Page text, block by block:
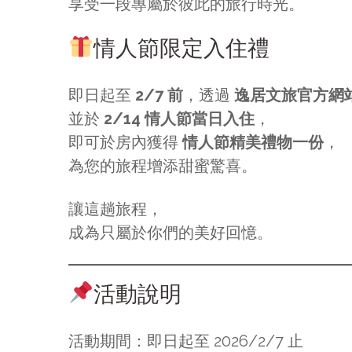
情人節限定入住禮
即日起至 2/7 前 ，透過 逸居文旅官方網
並於 2/14 情人節當日入住 ，
即可於房內獲得情人節精美禮物一份，
為您的旅程增添甜蜜驚喜。
讓這趟旅程，
成為只屬於你們的美好回憶。
活動說明
活動期間：即日起至 2026/2/7 止